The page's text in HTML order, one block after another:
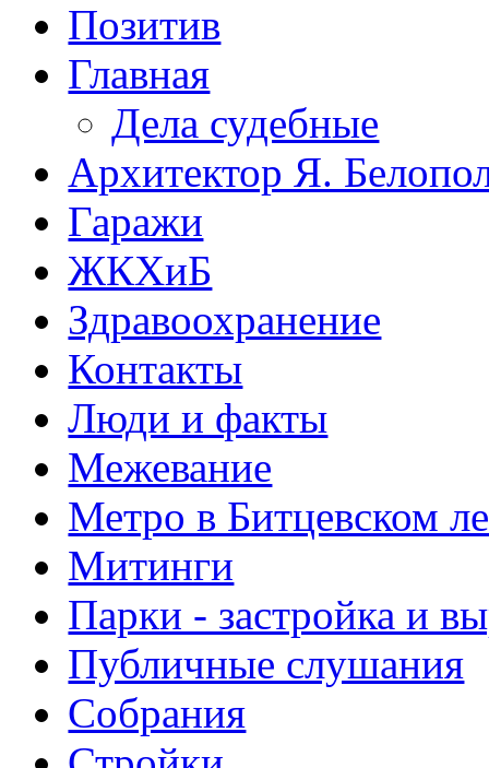
Позитив
Главная
Дела судебные
Архитектор Я.
Гаражи
ЖКХиБ
Здравоохранение
Контакты
Люди и факты
Межевание
Метро в Битцевском
Митинги
Парки - застройка и
Публичные слушания
Собрания